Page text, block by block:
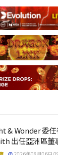
& Wonder 委
出任亞洲區董